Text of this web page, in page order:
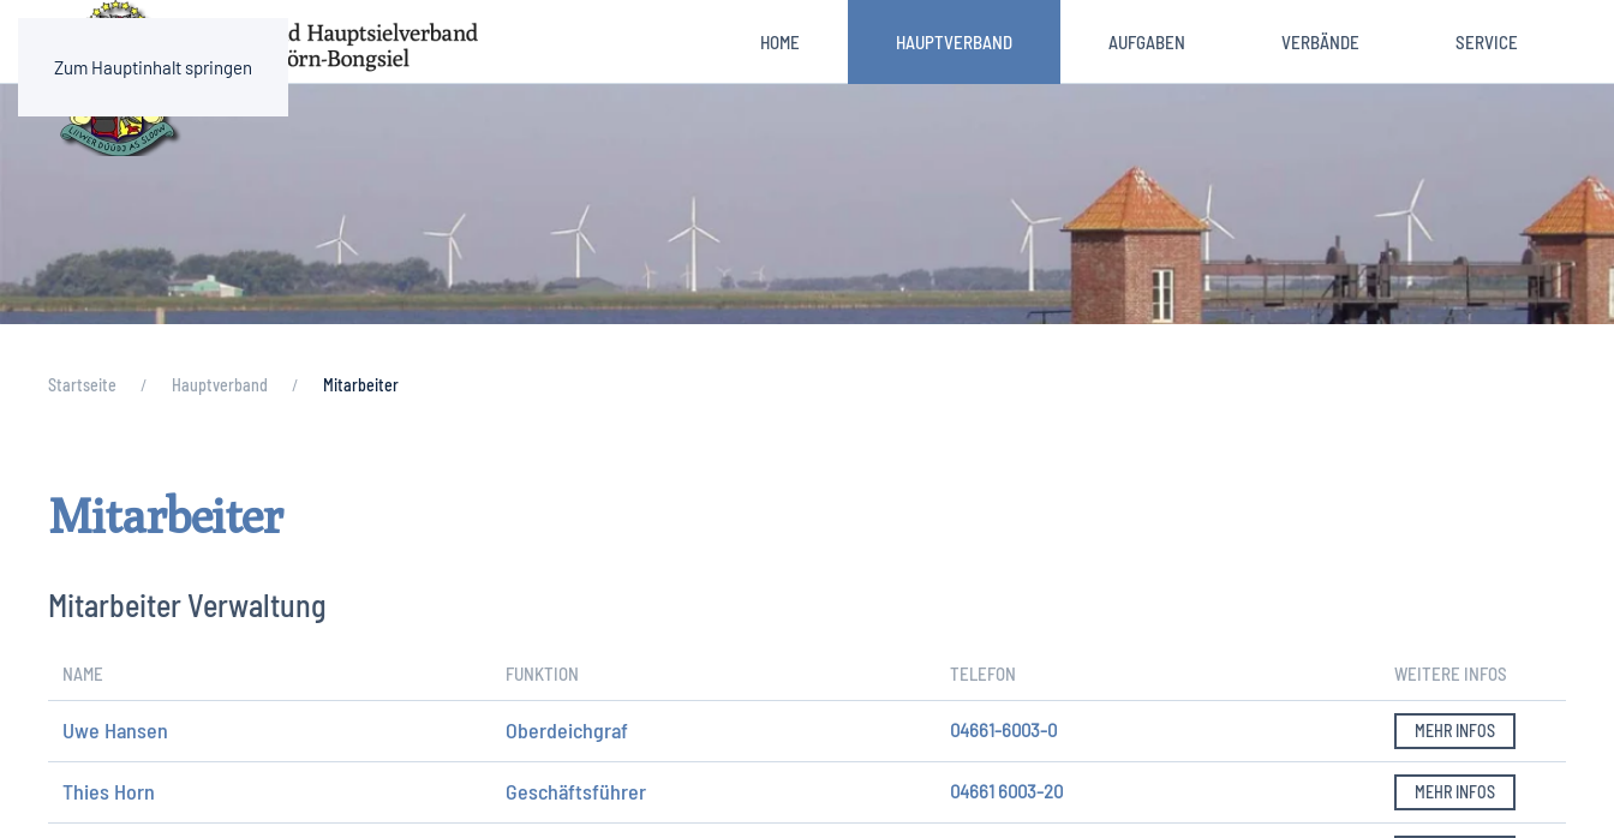
Zum Hauptinhalt springen
HOME HAUPTVERBAND AUFGABEN VERBÄNDE SERVICE
Startseite Hauptverband Mitarbeiter
Mitarbeiter
Mitarbeiter Verwaltung
NAME FUNKTION TELEFON WEITERE INFOS
Uwe Hansen Oberdeichgraf 04661-6003-0 MEHR INFOS
Thies Horn Geschäftsführer 04661 6003-20 MEHR INFOS